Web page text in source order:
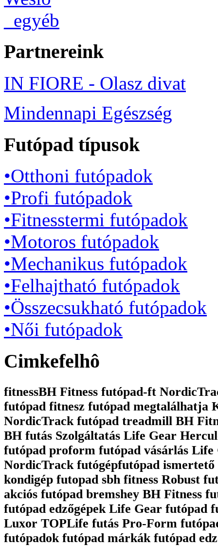
_egyéb
Partnereink
IN FIORE - Olasz divat
Mindennapi Egészség
Futópad típusok
•Otthoni futópadok
•Profi futópadok
•Fitnesstermi futópadok
•Motoros futópadok
•Mechanikus futópadok
•Felhajtható futópadok
•Összecsukható futópadok
•Női futópadok
Cimkefelhô
fitnessBH Fitness futópad-ft
futópad fitnesz futópad megtalálhatja
NordicTrack futópad treadmill BH
BH futás Szolgáltatás Life Gear
futópad proform futópad vásárlás
NordicTrack futógépfutópad
kondigép futopad sbh fitness Robust
akciós futópad bremshey BH Fitness
futópad edzőgépek Life Gear futópad
Luxor TOPLife futás Pro-Form
futópadok futópad márkák futópad